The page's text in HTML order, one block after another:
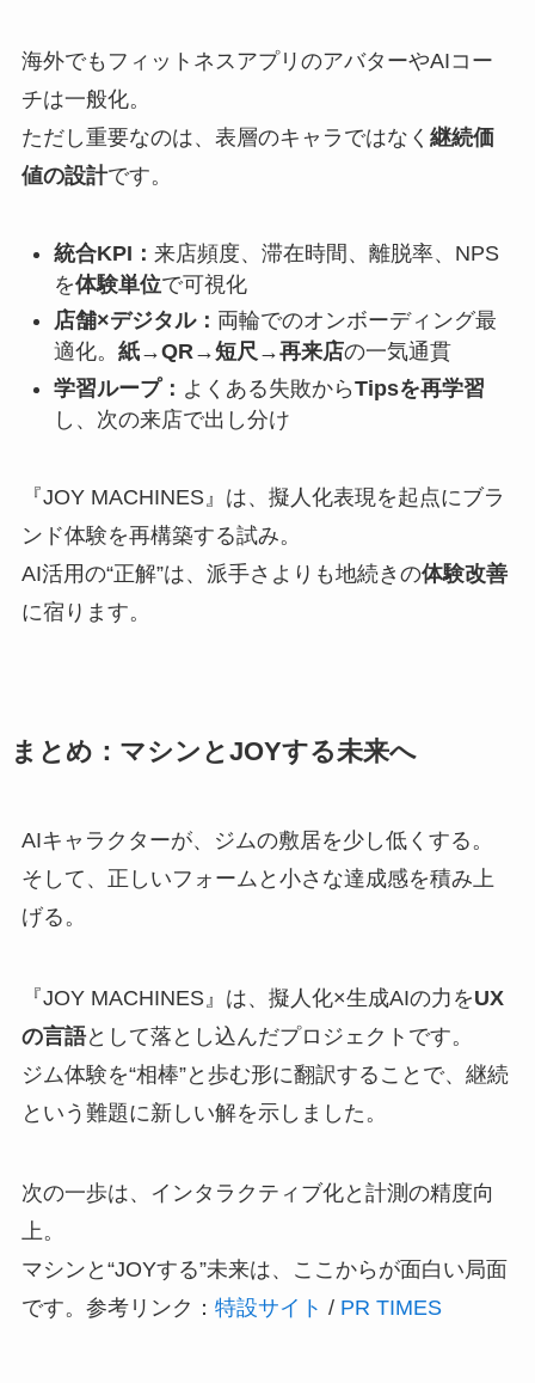
海外でもフィットネスアプリのアバターやAIコー
チは一般化。
ただし重要なのは、表層のキャラではなく 継続価
値の設計です。
統合KPI： 来店頻度、滞在時間、離脱率、NPS
を体験単位で可視化
店舗×デジタル： 両輪でのオンボーディング最
適化。 紙→QR→短尺→再来店の一気通貫
学習ループ： よくある失敗からTipsを再学習
し、次の来店で出し分け
『JOY MACHINES』は、擬人化表現を起点にブラ
ンド体験を再構築する試み。
AI活用の“正解”は、派手さよりも地続きの体験改善
に宿ります。
まとめ：マシンとJOYする未来へ
AIキャラクターが、ジムの敷居を少し低くする。
そして、正しいフォームと小さな達成感を積み上
げる。
『JOY MACHINES』は、擬人化×生成AIの力をUX
の言語として落とし込んだプロジェクトです。
ジム体験を“相棒”と歩む形に翻訳することで、継続
という難題に新しい解を示しました。
次の一歩は、インタラクティブ化と計測の精度向
上。
マシンと“JOYする”未来は、ここからが面白い局面
です。参考リンク： 特設サイト / PR TIMES